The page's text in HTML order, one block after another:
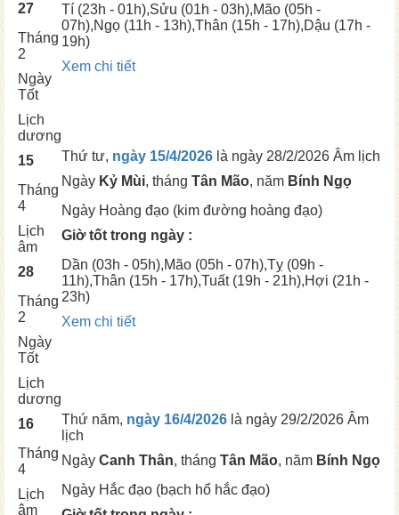
27
Tháng
2
Ngày
Tốt
Tí (23h - 01h),Sửu (01h - 03h),Mão (05h -
07h),Ngọ (11h - 13h),Thân (15h - 17h),Dậu (17h -
19h)
Xem chi tiết
Lịch
dương
15
Tháng
4
Lịch
âm
28
Tháng
2
Ngày
Tốt
Thứ tư, ngày 15/4/2026 là ngày 28/2/2026 Âm lịch
Ngày Kỷ Mùi, tháng Tân Mão, năm Bính Ngọ
Ngày Hoàng đạo (kim đường hoàng đạo)
Giờ tốt trong ngày :
Dần (03h - 05h),Mão (05h - 07h),Tỵ (09h -
11h),Thân (15h - 17h),Tuất(19h - 21h),Hợi (21h -
23h)
Xem chi tiết
Lịch
dương
16
Tháng
4
Lịch
âm
Thứ năm, ngày 16/4/2026 là ngày 29/2/2026 Âm
lịch
Ngày Canh Thân, tháng Tân Mão, năm Bính Ngọ
Ngày Hắc đạo (bạch hổ hắc đạo)